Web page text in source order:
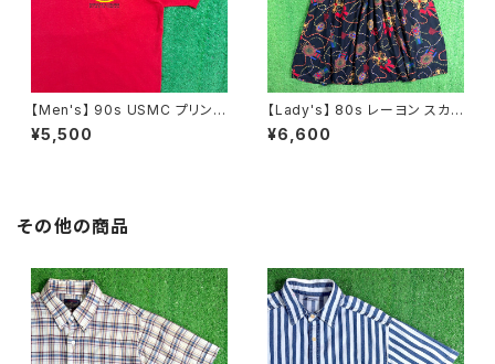
【Men's】 90s USMC プリント
Tシャツ / アメリカ製 USA製 9
0年代 ティーシャツ T-Shirt 古
¥5,500
【Lady's】 80s レーヨン スカ
ーフ柄 スカート / 80年代 古着
レディース 総柄 2266
¥6,600
その他の商品